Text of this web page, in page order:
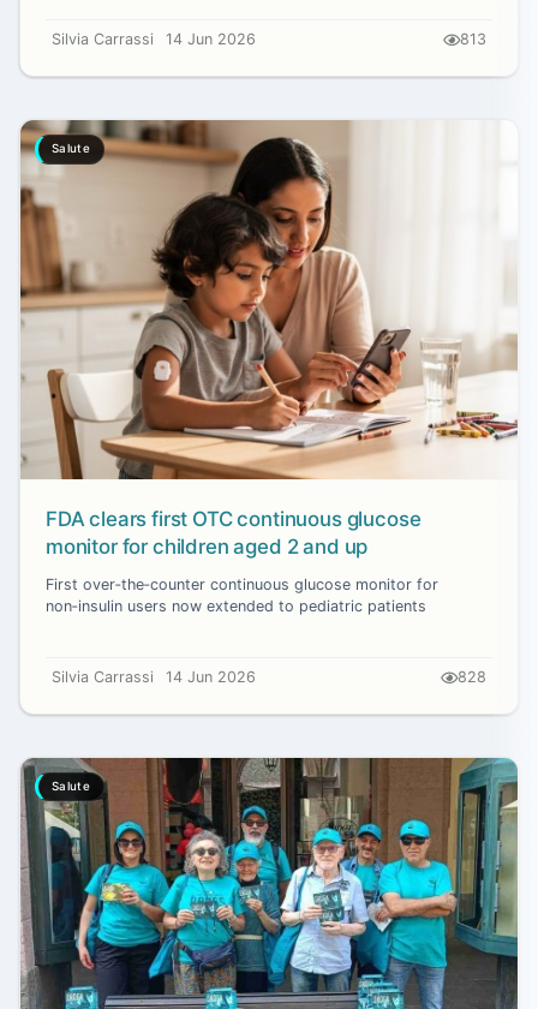
Silvia Carrassi 14 Jun 2026 813
Salute
FDA clears first OTC continuous glucose
monitor for children aged 2 and up
First over‑the‑counter continuous glucose monitor for
non‑insulin users now extended to pediatric patients
Silvia Carrassi 14 Jun 2026 828
Salute